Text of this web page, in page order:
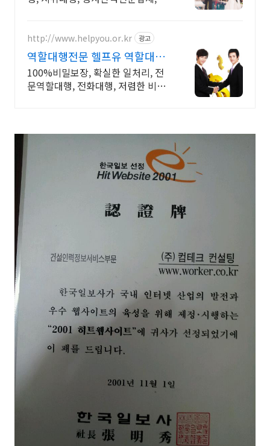
모이자를 기억해주세요.
http://www.helpyou.or.kr 광고
역할대행전문 헬프유 역할대행,
상황해결 전문업체
100%비밀보장, 확실한 일처리, 전
문역할대행, 전화대행, 저렴한 비용,